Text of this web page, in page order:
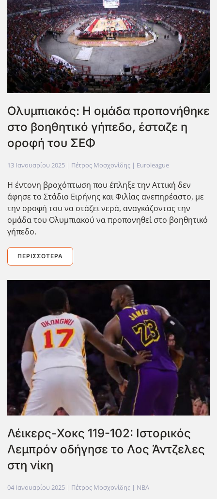
Ολυμπιακός: Η ομάδα προπονήθηκε
στο βοηθητικό γήπεδο, έσταζε η
οροφή του ΣΕΦ
13 Ιανουαρίου 2025 | Πέτρος Μοσχονίδης | Euroleague
Η έντονη βροχόπτωση που ΄επληξε την Αττική δεν
άφησε το Στάδιο Ειρήνης και Φιλίας ανεπηρέαστο, με
την οροφή του να στάζει νερά, αναγκάζοντας την
ομάδα του Ολυμπιακού να προπονηθεί στο βοηθητικό
γήπεδο.
ΠΕΡΙΣΣΌΤΕΡΑ
Λέικερς-Χοκς 119-102: Ιστορικός
Λεμπρόν οδήγησε το Λος Άντζελες
στη νίκη
04 Ιανουαρίου 2025 | Πέτρος Μοσχονίδης | NBA